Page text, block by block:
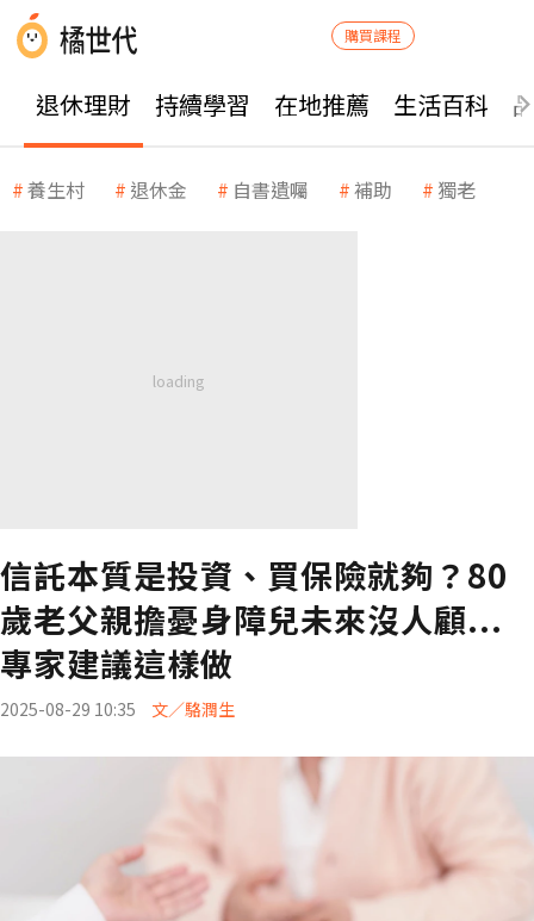
購買課程
退休理財 持續學習 在地推薦 生活百科
養生村 退休金 自書遺囑 補助 獨老
信託本質是投資、買保險就夠？80
歲老父親擔憂身障兒未來沒人顧...
專家建議這樣做
2025-08-29 10:35 文／駱潤生